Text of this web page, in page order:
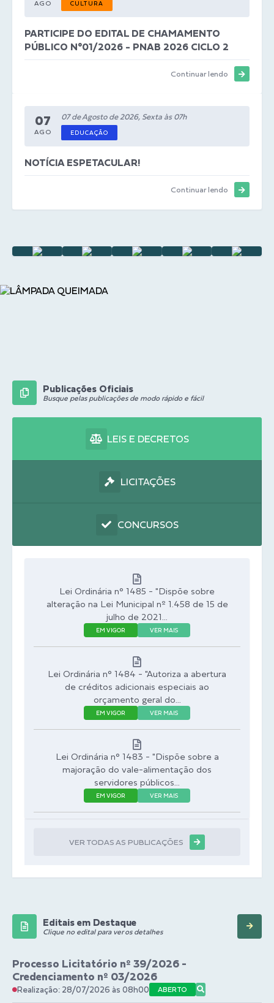
AGO CULTURA
PARTICIPE DO EDITAL DE CHAMAMENTO
PÚBLICO N°01/2026 - PNAB 2026 CICLO 2
Continuar lendo
07
AGO
07 de Agosto de 2026, Sexta às 07h
EDUCAÇÃO
NOTÍCIA ESPETACULAR!
Continuar lendo
Publicações Oficiais
Busque pelas publicações de modo rápido e fácil
LEIS E DECRETOS
LICITAÇÕES
CONCURSOS
Lei Ordinária n° 1485 - "Dispõe sobre
alteração na Lei Municipal nº 1.458 de 15 de
julho de 2021...
EM VIGOR VER MAIS
Lei Ordinária n° 1484 - "Autoriza a abertura
de créditos adicionais especiais ao
orçamento geral do...
EM VIGOR VER MAIS
Lei Ordinária n° 1483 - "Dispõe sobre a
majoração do vale-alimentação dos
servidores públicos...
EM VIGOR VER MAIS
VER TODAS AS PUBLICAÇÕES
Editais em Destaque
Clique no edital para ver os detalhes
Processo Licitatório nº 39/2026 -
Credenciamento nº 03/2026
Realização: 28/07/2026 às 08h00 ABERTO